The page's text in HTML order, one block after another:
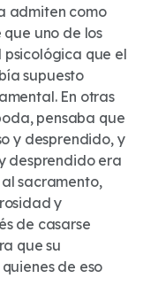
admiten como
uno de los
que el
supuesto
En otras
pensaba que
y desprendido, y
desprendido era
sacramento,
y
de casarse
que su
de eso